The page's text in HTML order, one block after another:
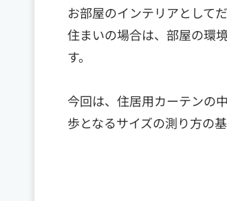
お部屋のインテリアとして
住まいの場合は、部屋の環
す。
今回は、住居用カーテンの
歩となるサイズの測り方の